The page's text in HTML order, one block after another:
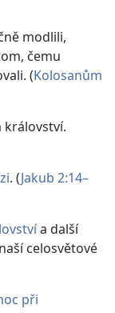
modlili,
čemu
(Kolosanům
království.
. (Jakub 2:14–
a další
celosvětové
při